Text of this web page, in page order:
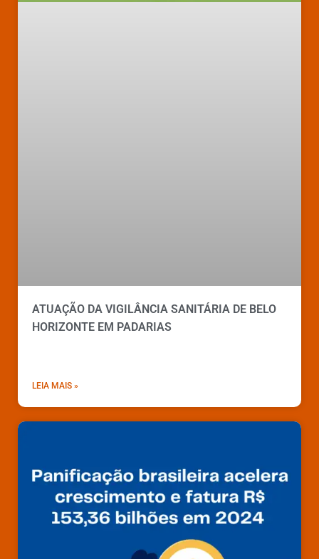
ATUAÇÃO DA VIGILÂNCIA SANITÁRIA DE BELO
HORIZONTE EM PADARIAS
LEIA MAIS »